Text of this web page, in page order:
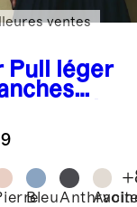
Pull léger
et
à
ventes
Bleu
+